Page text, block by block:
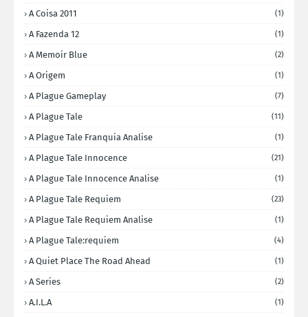
A Coisa 2011 (1)
A Fazenda 12 (1)
A Memoir Blue (2)
A Origem (1)
A Plague Gameplay (7)
A Plague Tale (11)
A Plague Tale Franquia Analise (1)
A Plague Tale Innocence (21)
A Plague Tale Innocence Analise (1)
A Plague Tale Requiem (23)
A Plague Tale Requiem Analise (1)
A Plague Tale:requiem (4)
A Quiet Place The Road Ahead (1)
A Series (2)
A.I.L.A (1)